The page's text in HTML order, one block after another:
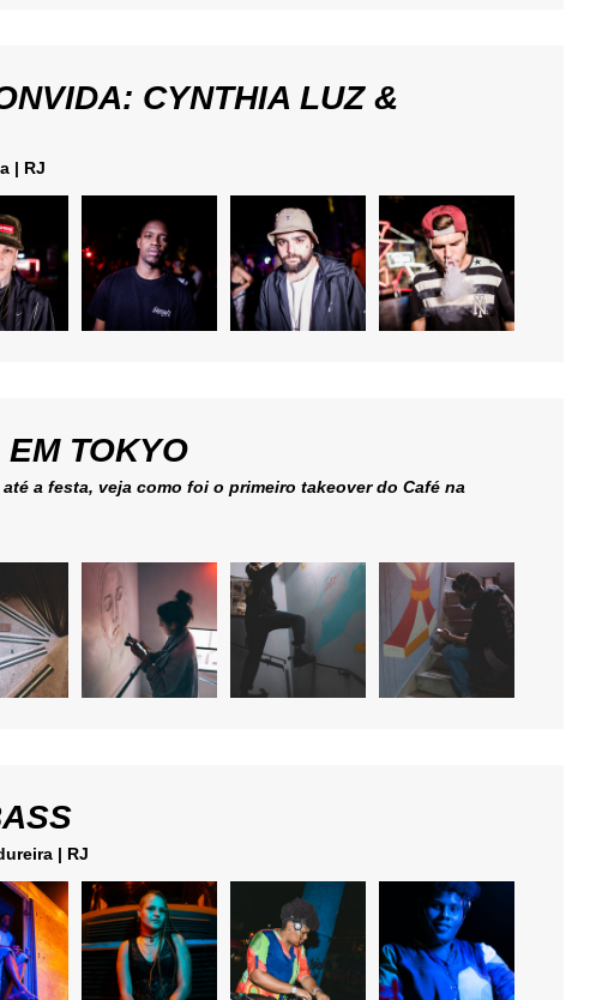
CYNTHIA LUZ &
| RJ
TOKYO
a festa, veja como foi o primeiro takeover do Café na
| RJ